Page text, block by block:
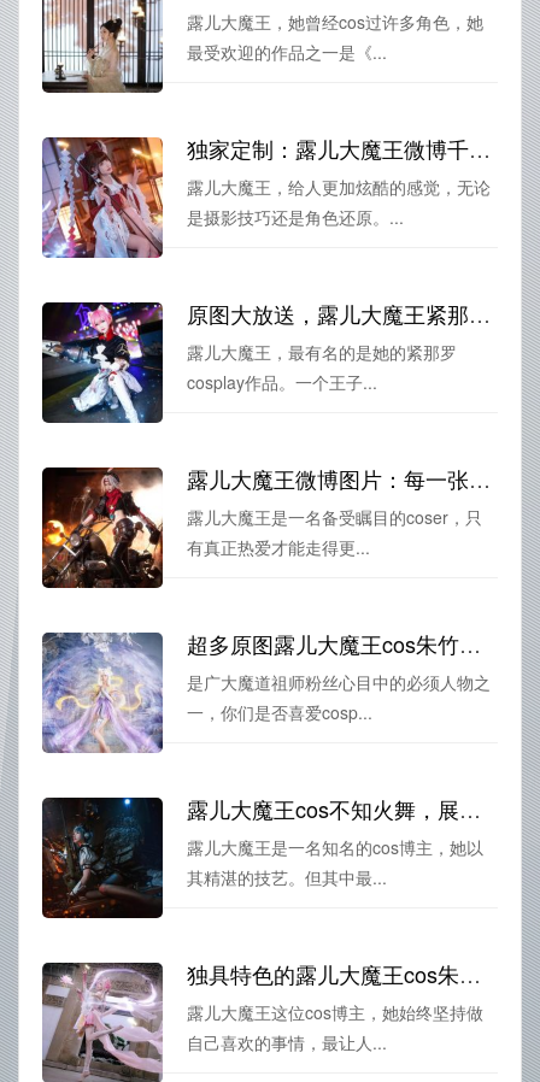
露儿大魔王，她曾经cos过许多角色，她
最受欢迎的作品之一是《...
独家定制：露儿大魔王微博千仞雪的无删美照
露儿大魔王，给人更加炫酷的感觉，无论
是摄影技巧还是角色还原。...
原图大放送，露儿大魔王紧那罗cos合集超值优惠
露儿大魔王，最有名的是她的紧那罗
cosplay作品。一个王子...
露儿大魔王微博图片：每一张都是cos照片的经典之作
露儿大魔王是一名备受瞩目的coser，只
有真正热爱才能走得更...
超多原图露儿大魔王cos朱竹清，每一张都是经典之作
是广大魔道祖师粉丝心目中的必须人物之
一，你们是否喜爱cosp...
露儿大魔王cos不知火舞，展示最优秀的照片分享
露儿大魔王是一名知名的cos博主，她以
其精湛的技艺。但其中最...
独具特色的露儿大魔王cos朱竹清cos，让你惊艳不断
露儿大魔王这位cos博主，她始终坚持做
自己喜欢的事情，最让人...